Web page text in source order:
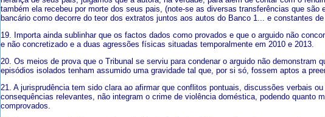
também ela recebeu por morte dos seus pais, (note-se as diversas transferências que
bancário como decorre do teor dos extratos juntos aos autos do Banco 1... e constantes
19. Importa ainda sublinhar que os factos dados como provados e que o arguido não
e não concretizado e a duas agressões físicas situadas temporalmente em 2010 e 2013.
20. Os meios de prova que o Tribunal se serviu para condenar o arguido não demonstram
episódios isolados tenham assumido uma gravidade tal que, por si só, fossem aptos a
21. A jurisprudência tem sido clara ao afirmar que conflitos pontuais, discussões verbais
consequências relevantes, não integram o crime de violência doméstica, podendo quanto
comprovados.